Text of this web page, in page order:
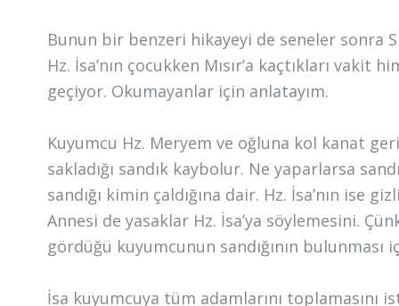
Bunun bir benzeri hikayeyi de seneler sonra
Hz. İsa’nın çocukken Mısır’a kaçtıkları
geçiyor. Okumayanlar için anlatayım.
Kuyumcu Hz. Meryem ve oğluna kol kanat
sakladığı sandık kaybolur. Ne yaparlarsa
sandığı kimin çaldığına dair. Hz. İsa’nın
Annesi de yasaklar Hz. İsa’ya söylemesini.
gördüğü kuyumcunun sandığının bulunması
İsa kuyumcuya tüm adamlarını